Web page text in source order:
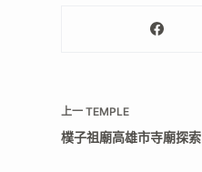
上一TEMPLE
樸子祖廟高雄市寺廟探索